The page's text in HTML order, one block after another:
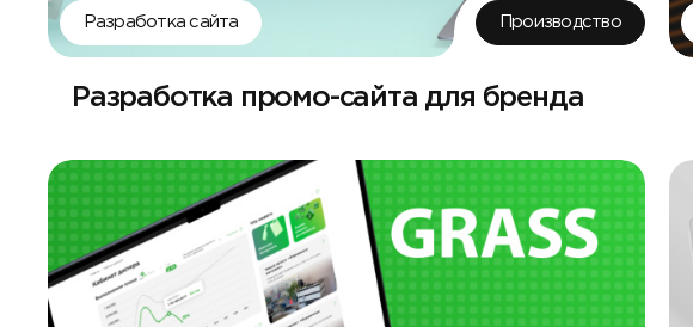
Разработка сайта Производство
Разработка промо-сайта для бренда